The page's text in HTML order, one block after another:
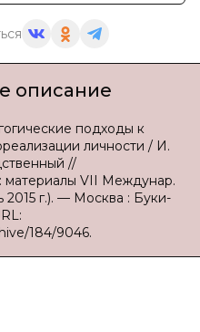
описание
подходы к
личности / И.
//
материалы VII Междунар.
2015 г.). — Москва : Буки-
184/9046.